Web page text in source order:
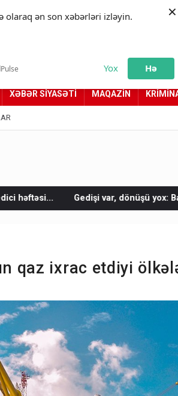
olaraq ən son xəbərləri izləyin.
Yox Hə
×
(012) 449 94 05
XƏBƏR SİYASƏTİ MAQAZİN
dönüşü yox: Bakı-Tbilisi-Bakı
qaz ixrac etdiyi